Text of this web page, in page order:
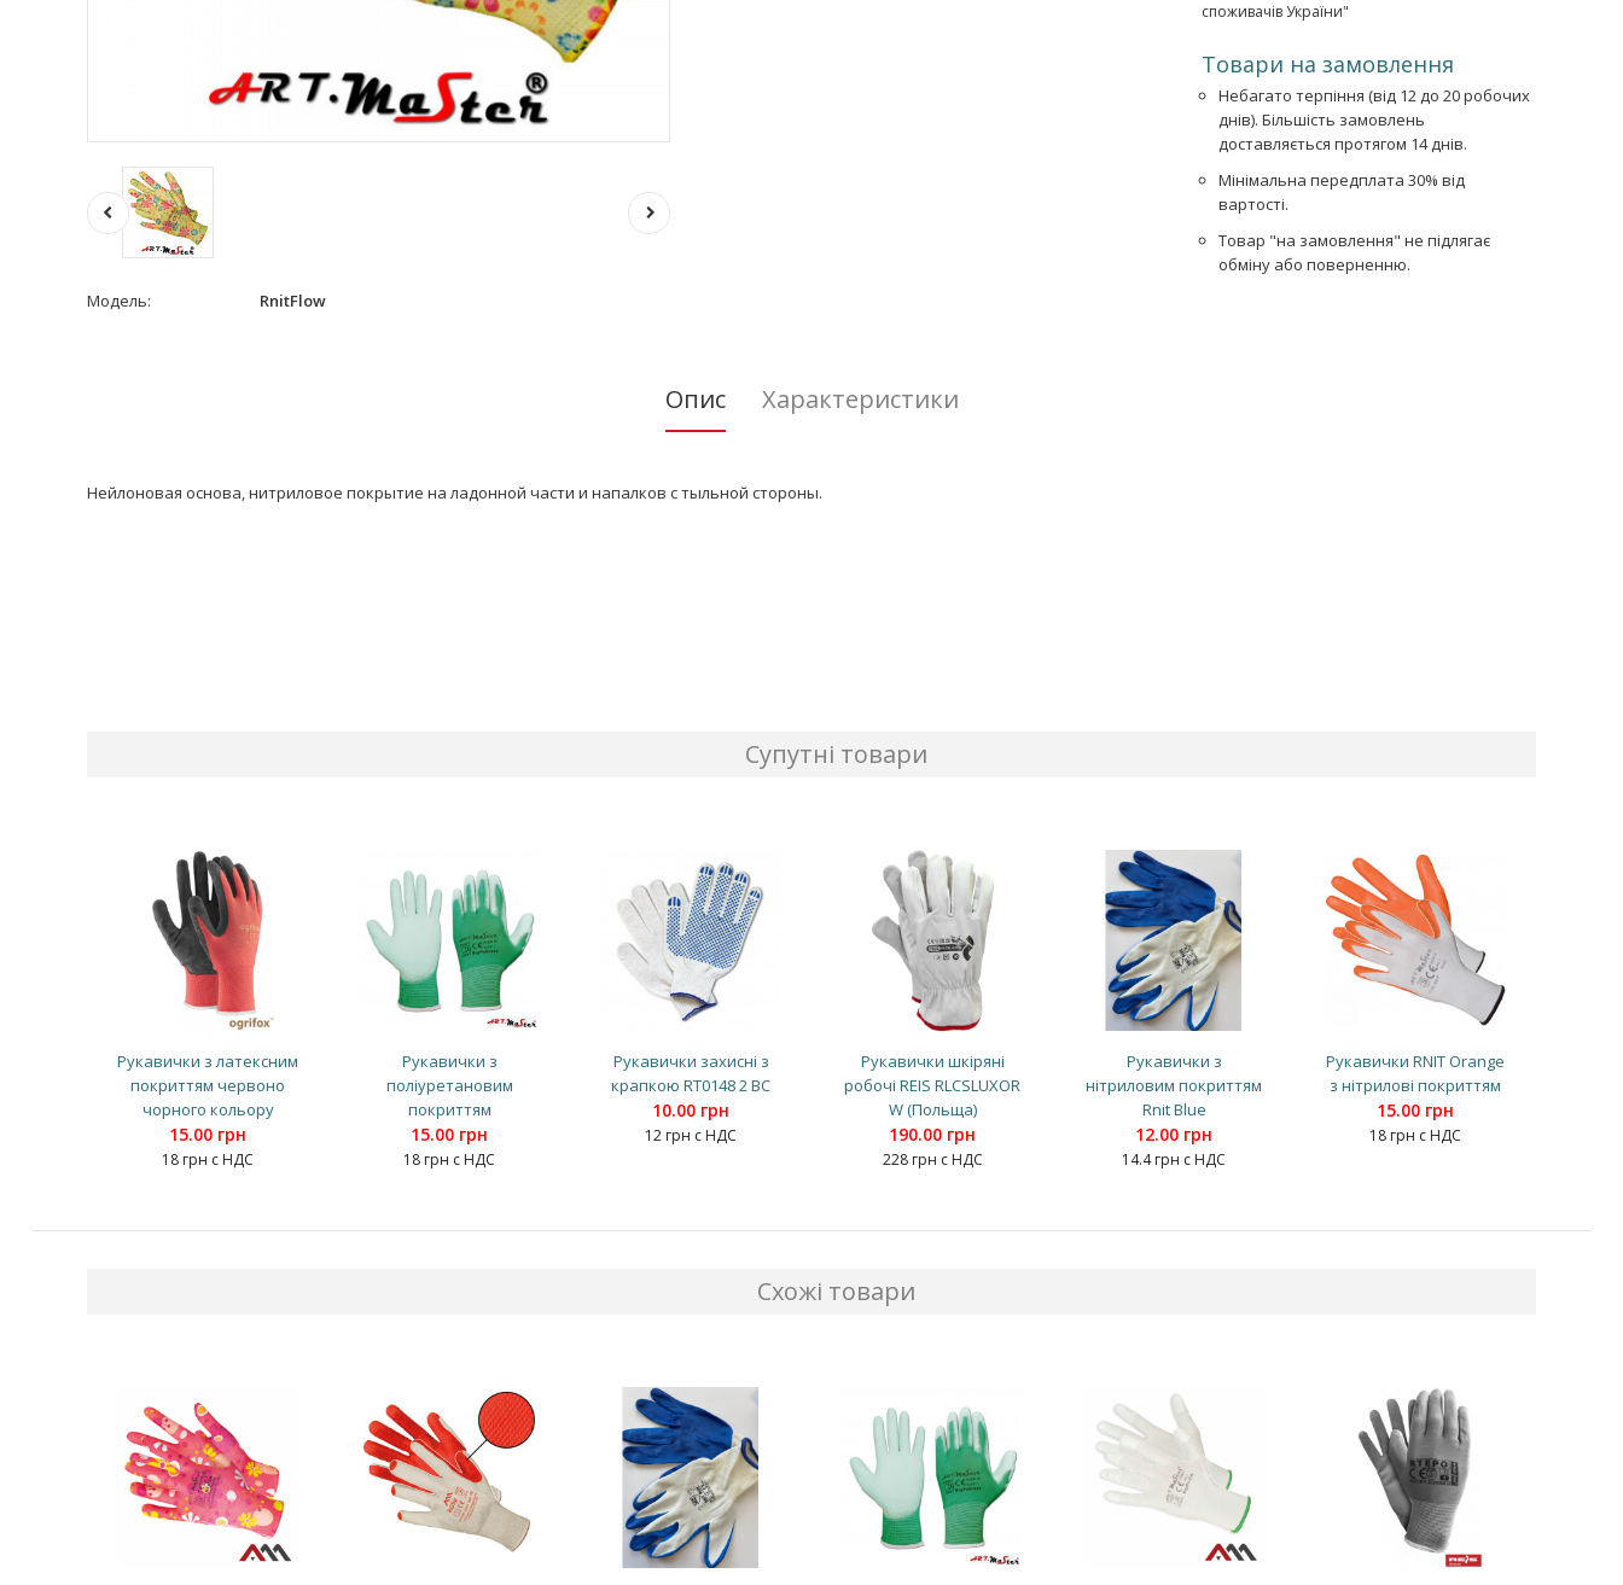
Модель: RnitFlow
споживачів України"
Товари на замовлення
Небагато терпіння (від 12 до 20 робочих
днів). Більшість замовлень
доставляється протягом 14 днів.
Мінімальна передплата 30% від
вартості.
Товар "на замовлення" не підлягає
обміну або поверненню.
Опис Характеристики
Нейлоновая основа, нитриловое покрытие на ладонной части и напалков с тыльной стороны.
Супутні товари
Рукавички з латексним
покриттям червоно
чорного кольору
15.00 грн
18 грн с НДС
Рукавички з
поліуретановим
покриттям
15.00 грн
18 грн с НДС
Рукавички захисні з
крапкою RT0148 2 BC
10.00 грн
12 грн с НДС
Рукавички шкіряні
робочі REIS RLCSLUXOR
W (Польща)
190.00 грн
228 грн с НДС
Рукавички з
нітриловим покриттям
Rnit Blue
12.00 грн
14.4 грн с НДС
Рукавички RNIT Orange
з нітрилові покриттям
15.00 грн
18 грн с НДС
Схожі товари